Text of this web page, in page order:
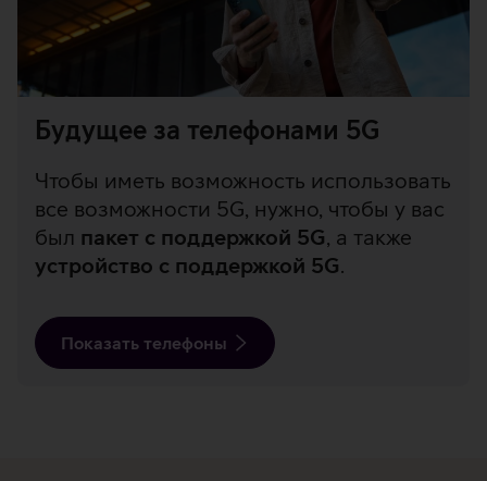
Будущее за телефонами 5G
Чтобы иметь возможность использовать
все возможности 5G, нужно, чтобы у вас
был пакет с поддержкой 5G, а также
устройство с поддержкой 5G.
Показать телефоны